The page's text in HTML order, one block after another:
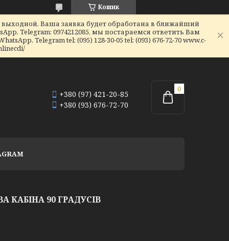
Кошик
Ваша заявка будет обработана в ближайший
Telegram: 0974212085, мы постараемся ответить Вам
Telegram tel: (095) 128-30-05 tel: (093) 676-72-70 www.c-
+380 (97) 421-20-85
+380 (93) 676-72-70
КАБІНА 90 ГРАДУСІВ